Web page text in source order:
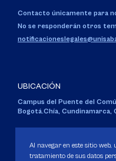
Contacto únicamente para
No se responderán otros
UBICACIÓN
Campus del Puente del
Bogotá.Chía, Cundinamarca,
Personería Jurídica:Resolución
Ministerio de Educación Nacional.
Al navegar en este sitio web,
tratamiento de sus datos